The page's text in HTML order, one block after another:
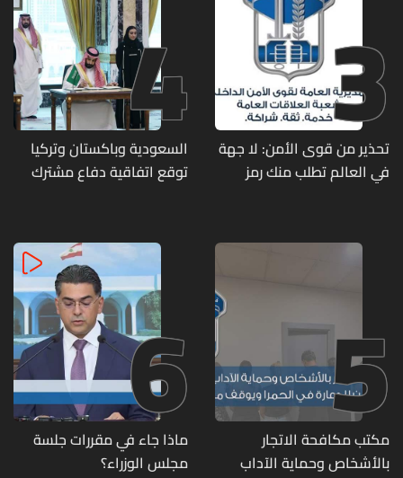
3
تحذير من قوى الأمن: لا جهة
في العالم تطلب منك رمز
4
السعودية وباكستان وتركيا
توقع اتفاقية دفاع مشترك
5
مكتب مكافحة الاتجار
بالأشخاص وحماية الآداب
6
ماذا جاء في مقررات جلسة
مجلس الوزراء؟